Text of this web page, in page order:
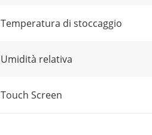
Temperatura di stoccaggio
Umidità relativa
Touch Screen